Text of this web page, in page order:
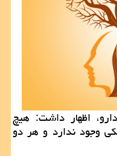
اظهار داشت: هیچ
وجود ندارد و هر دو